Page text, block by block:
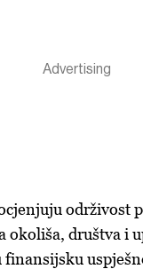
održivost
okoliša, društva i